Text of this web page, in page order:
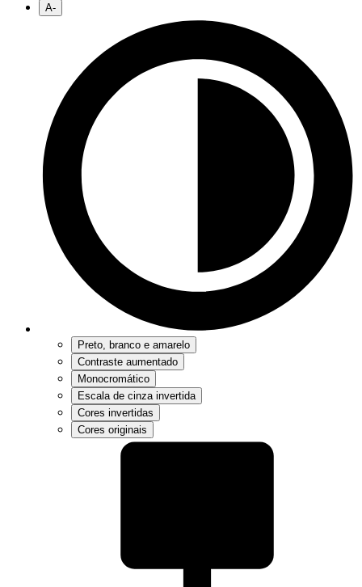
A-
Preto, branco e amarelo
Contraste aumentado
Monocromático
Escala de cinza invertida
Cores invertidas
Cores originais